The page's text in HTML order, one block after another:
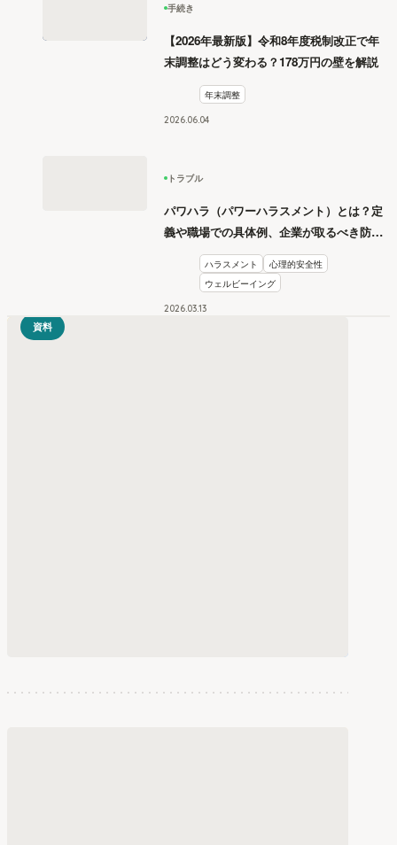
手続き
【2026年最新版】令和8年度税制改正で年
末調整はどう変わる？178万円の壁を解説
年末調整
2026.06 04
トラブル
パワハラ（パワーハラスメント）とは？定
義や職場での具体例、企業が取るべき防止
措置を学ぶ
ハラスメント
心理的安全性
ウェルビーイング
2026.0313
資料